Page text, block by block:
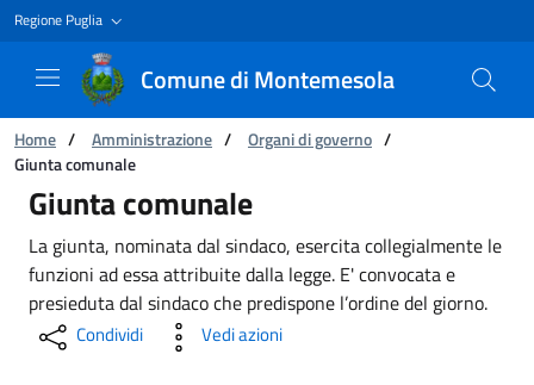
Regione Puglia
Comune di Montemesola
Ti trovi in:
Home / Amministrazione / Organi di governo /
Giunta comunale
Giunta comunale
Giunta comunale
La giunta, nominata dal sindaco, esercita collegialmente le
funzioni ad essa attribuite dalla legge. E' convocata e
presieduta dal sindaco che predispone l’ordine del giorno.
Condividi Vedi azioni